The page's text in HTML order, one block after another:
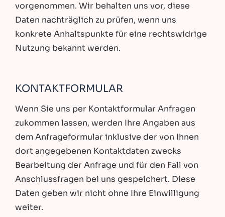
vorgenommen. Wir behalten uns vor, diese
Daten nachträglich zu prüfen, wenn uns
konkrete Anhaltspunkte für eine rechtswidrige
Nutzung bekannt werden.
KONTAKTFORMULAR
Wenn Sie uns per Kontaktformular Anfragen
zukommen lassen, werden Ihre Angaben aus
dem Anfrageformular inklusive der von Ihnen
dort angegebenen Kontaktdaten zwecks
Bearbeitung der Anfrage und für den Fall von
Anschlussfragen bei uns gespeichert. Diese
Daten geben wir nicht ohne Ihre Einwilligung
weiter.